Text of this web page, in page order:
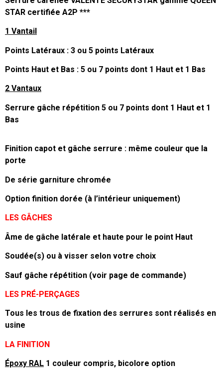
STAR certifiée A2P ***
1 Vantail
Points Latéraux : 3 ou 5 points Latéraux
Points Haut et Bas : 5 ou 7 points dont 1 Haut et 1 Bas
2 Vantaux
Serrure gâche répétition 5 ou 7 points dont 1 Haut et 1
Bas
Finition capot et gâche serrure : même couleur que la
porte
De série garniture chromée
Option finition dorée (à l’intérieur uniquement)
LES GÂCHES
Âme de gâche latérale et haute pour le point Haut
Soudée(s) ou à visser selon votre choix
Sauf gâche répétition (voir page de commande)
LES PRÉ-PERÇAGES
Tous les trous de fixation des serrures sont réalisés en
usine
LA FINITION
Époxy RAL 1 couleur compris, bicolore option